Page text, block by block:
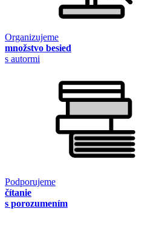
Organizujeme
množstvo besied
s autormi
Podporujeme
čítanie
s porozumením